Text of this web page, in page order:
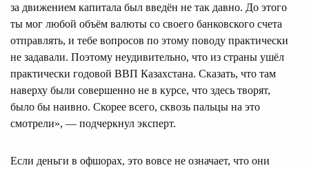
за движением капитала был введён не так давно. До этого
ты мог любой объём валюты со своего банковского счета
отправлять, и тебе вопросов по этому поводу практически
не задавали. Поэтому неудивительно, что из страны ушёл
практически годовой ВВП Казахстана. Сказать, что там
наверху были совершенно не в курсе, что здесь творят,
было бы наивно. Скорее всего, сквозь пальцы на это
смотрели», — подчеркнул эксперт.
Если деньги в офшорах, это вовсе не означает, что они